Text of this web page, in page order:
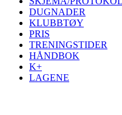
DUGNADER
KLUBBTØY
PRIS
TRENINGSTIDER
HÅNDBOK
K+
LAGENE